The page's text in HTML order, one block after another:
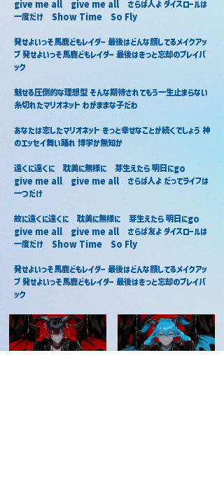
give me all　give me all　さらば人よ ダイスロールは
一度だけ　Show Time　So Fly
発せよいっそ馬鹿どもレイダー 最後はどんな顔してるメイクアッ
プ 発せよいっそ馬鹿どもレイダー 最後はきっと忘却のプレイバ
ック
魅せる圧倒的な理想型 そんな期待されてもう一生止まらない
糸切れたマリオネット わがままな子だわ
あなたは恋したマリオネット きっと幸せなことが続くでしょう 神
のエッセイ舞い踊れ 博学か無知か
遠くに遠くに　耽美に無様に　芽生えたら 明日にgo
give me all　give me all　さらば人よ だってライフは
一つだけ
故に遠くに遠くに　耽美に無様に　芽生えたら 明日にgo
give me all　give me all　さらば友よ ダイスロールは
一度だけ　Show Time　So Fly
発せよいっそ馬鹿どもレイダー 最後はどんな顔してるメイクアッ
プ 発せよいっそ馬鹿どもレイダー 最後はきっと忘却のプレイバ
ック